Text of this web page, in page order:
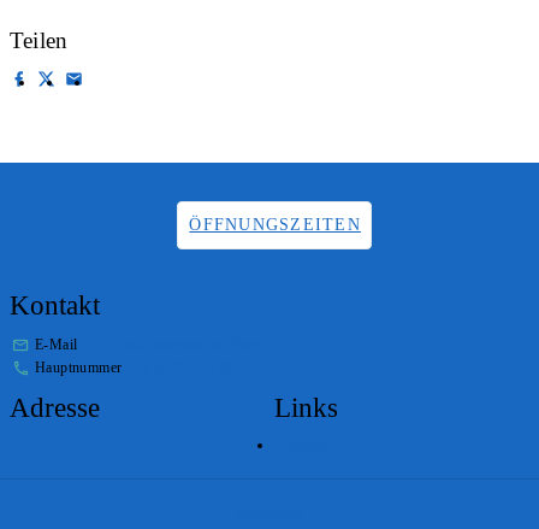
Teilen
ÖFFNUNGSZEITEN
Kontakt
E-Mail
Hauptnummer
Adresse Links